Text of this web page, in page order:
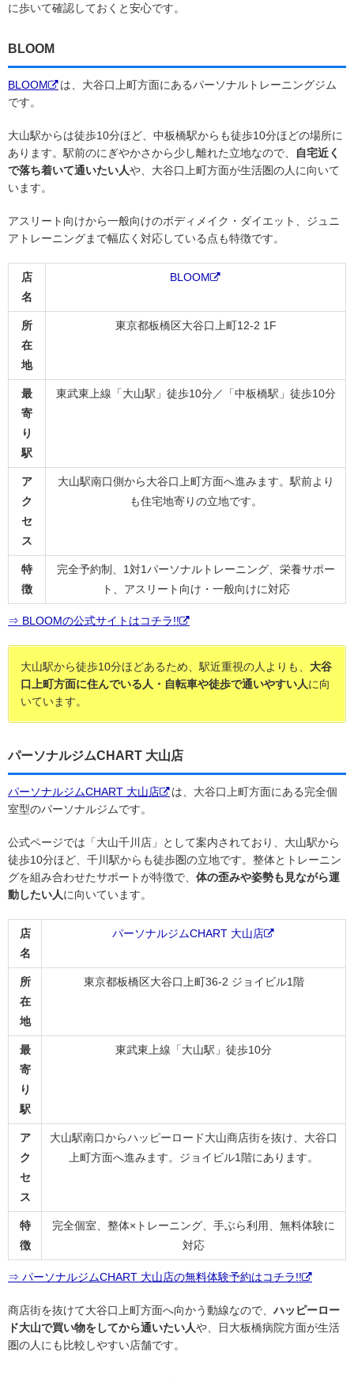
に歩いて確認しておくと安心です。
BLOOM
BLOOM
は、大谷口上町方面にあるパーソナルトレーニングジム
です。
大山駅からは徒歩10分ほど、中板橋駅からも徒歩10分ほどの場所に
あります。駅前のにぎやかさから少し離れた立地なので、
自宅近く
で落ち着いて通いたい人や、大谷口上町方面が生活圏の人に向いて
います。
アスリート向けから一般向けのボディメイク・ダイエット、ジュニ
アトレーニングまで幅広く対応している点も特徴です。
店
名
BLOOM
所
在
地
東京都板橋区大谷口上町12-2 1F
最
寄
り
駅
東武東上線「大山駅」徒歩10分／「中板橋駅」徒歩10分
ア
ク
セ
ス
大山駅南口側から大谷口上町方面へ進みます。駅前より
も住宅地寄りの立地です。
特
徴
完全予約制、1対1パーソナルトレーニング、栄養サポー
ト、アスリート向け・一般向けに対応
⇒ BLOOMの公式サイトはコチラ!!
大山駅から徒歩10分ほどあるため、駅近重視の人よりも、 大谷
口上町方面に住んでいる人・自転車や徒歩で通いやすい人に向
いています。
パーソナルジムCHART 大山店
パーソナルジムCHART 大山店
は、大谷口上町方面にある完全個
室型のパーソナルジムです。
公式ページでは「大山千川店」として案内されており、大山駅から
徒歩10分ほど、千川駅からも徒歩圏の立地です。整体とトレーニン
グを組み合わせたサポートが特徴で、 体の歪みや姿勢も見ながら運
動したい人に向いています。
店
名
パーソナルジムCHART 大山店
所
在
地
東京都板橋区大谷口上町36-2 ジョイビル1階
最
寄
り
駅
東武東上線「大山駅」徒歩10分
ア
ク
セ
ス
大山駅南口からハッピーロード大山商店街を抜け、大谷口
上町方面へ進みます。ジョイビル1階にあります。
特
徴
完全個室、整体×トレーニング、手ぶら利用、無料体験に
対応
⇒ パーソナルジムCHART 大山店の無料体験予約はコチラ!!
商店街を抜けて大谷口上町方面へ向かう動線なので、ハッピーロー
ド大山で買い物をしてから通いたい人や、日大板橋病院方面が生活
圏の人にも比較しやすい店舗です。